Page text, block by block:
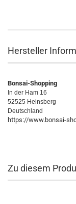
Hersteller
Bonsai-Shopping
In der Ham 16
52525 Heinsberg
Deutschland
https://www.bonsai-
Zu diesem